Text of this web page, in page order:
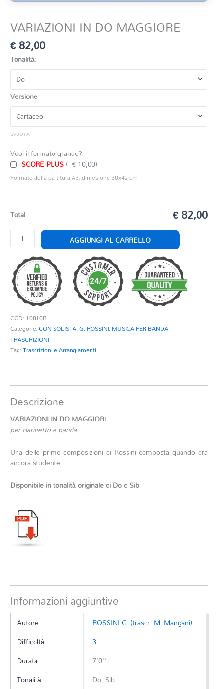
VARIAZIONI IN DO MAGGIORE
€82,00
Tonalità:
Versione
SVUOTA
Vuoi il formato grande?
SCORE PLUS(+€ 10,00)
Formato della partitura A3: dimesione 30x42 cm
Total € 82,00
VARIAZIONI
IN
MAGGIORE
quantità
AGGIUNGI AL CARRELLO
COD: 10810B
Categorie:CON SOLISTA,G. ROSSINI, MUSICA PER BANDA,
TRASCRIZIONI
Tag:Trascrizioni e Arrangiamenti
Descrizione
VARIAZIONI IN DO MAGGIORE
per clarinetto e banda
Una delle prime composizioni di Rossini composta quando era
ancora studente.
Disponibile in tonalità originale di Do o Sib
Informazioni aggiuntive
Autore
ROSSINI G. (trascr. M. Mangani)
Difficoltà
3
Durata
7'0''
Tonalità:
Do, Sib